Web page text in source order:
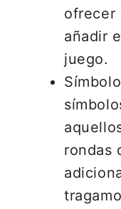
ofrecer
añadir
juego.
rondas